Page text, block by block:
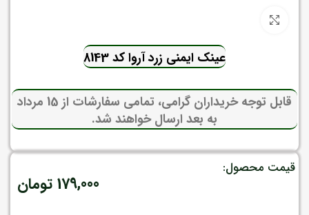
عینک ایمنی زرد آروا کد 8143
قابل توجه خریداران گرامی، تمامی سفارشات از 15 مرداد
به بعد ارسال خواهند شد.
قیمت محصول:
179,000 تومان